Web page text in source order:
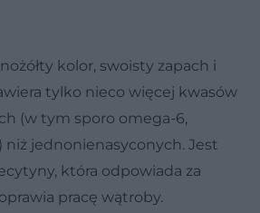
kolor, swoisty zapach i
tylko nieco więcej kwasów
(w tym sporo omega-6,
niż jednonienasyconych. Jest
która odpowiada za
pracę wątroby.